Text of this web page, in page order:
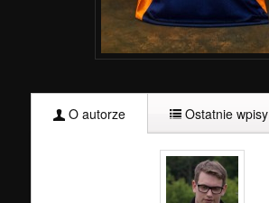
O autorze Ostatnie wpisy